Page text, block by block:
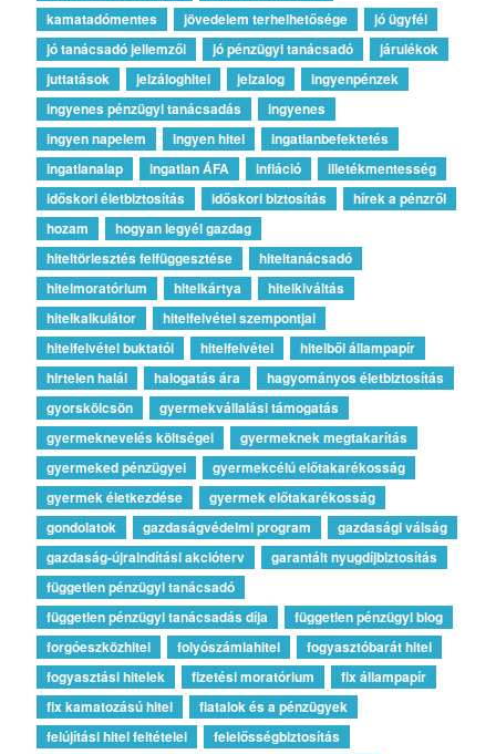
kamatadómentes
jövedelem terhelhetősége
jó ügyfél
jó tanácsadó jellemzői
jó pénzügyi tanácsadó
járulékok
juttatások
jelzáloghitel jelzalog
ingyenpénzek
ingyenes pénzügyi tanácsadás
ingyenes
ingyen napelem
ingyen hitel
ingatlanbefektetés
ingatlanalap
ingatlan ÁFA infláció
illetékmentesség
időskori életbiztosítás
időskori biztosítás
hírek a pénzről
hozam
hogyan legyél gazdag
hiteltörlesztés felfüggesztése
hiteltanácsadó
hitelmoratórium
hitelkártya
hitelkiváltás
hitelkalkulátor
hitelfelvétel szempontjai
hitelfelvétel buktatói
hitelfelvétel
hitelből állampapír
hirtelen halál
halogatás ára
hagyományos életbiztosítás
gyorskölcsön
gyermekvállalási támogatás
gyermeknevelés költségei
gyermeknek megtakarítás
gyermeked pénzügyei
gyermekcélú előtakarékosság
gyermek életkezdése
gyermek előtakarékosság
gondolatok
gazdaságvédelmi program
gazdasági válság
gazdaság-újraindítási akcióterv
garantált nyugdíjbiztosítás
független pénzügyi tanácsadó
független pénzügyi tanácsadás díja
független pénzügyi blog
forgóeszközhitel
folyószámlahitel
fogyasztóbarát hitel
fogyasztási hitelek
fizetési moratórium
fix állampapír
fix kamatozású hitel
fiatalok és a pénzügyek
felújítási hitel feltételei
felelősségbiztosítás